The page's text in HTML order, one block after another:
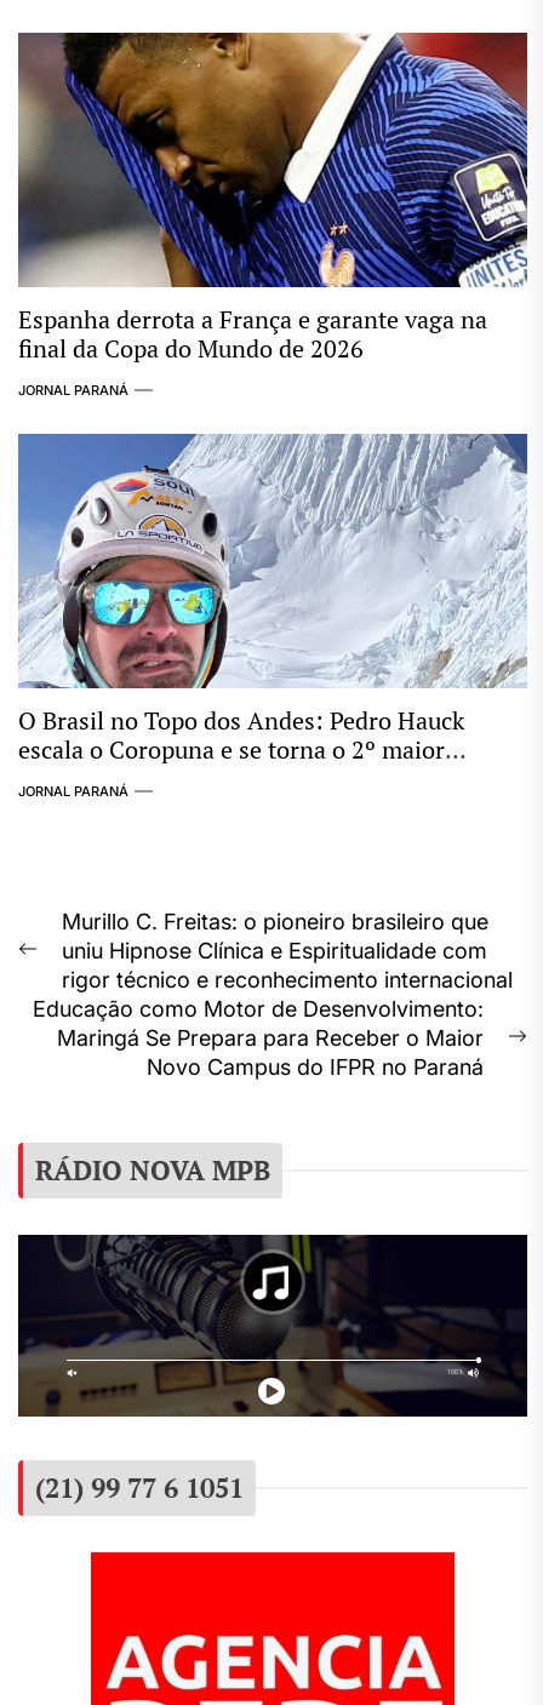
Espanha derrota a França e garante vaga na
final da Copa do Mundo de 2026
JORNAL PARANÁ
O Brasil no Topo dos Andes: Pedro Hauck
escala o Coropuna e se torna o 2º maior
conquistador de “Seismiles” do mundo
JORNAL PARANÁ
Navegação
de
Post
Previous
post:
Murillo C. Freitas: o pioneiro brasileiro que
uniu Hipnose Clínica e Espiritualidade com
rigor técnico e reconhecimento internacional
Educação como Motor de Desenvolvimento:
Maringá Se Prepara para Receber o Maior
Novo Campus do IFPR no Paraná
RÁDIO NOVA MPB
(21) 99 77 6 1051